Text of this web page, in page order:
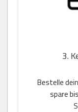
3.
Bestelle
spare